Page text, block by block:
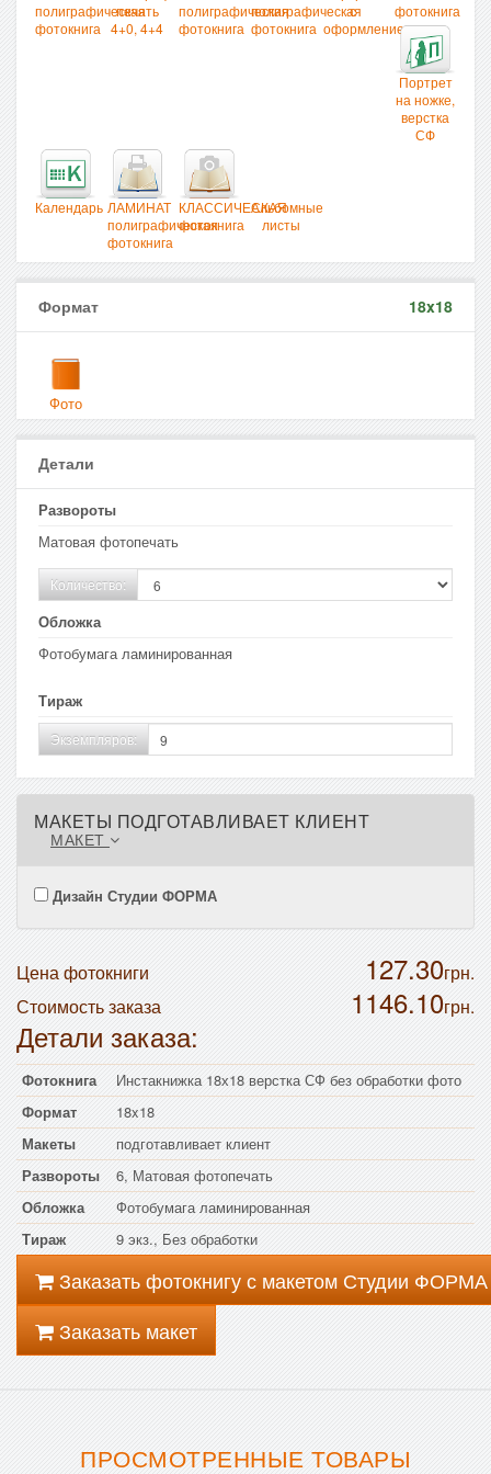
полиграфическая
фотокнига
печать
4+0, 4+4
полиграфическая
фотокнига
полиграфическая
фотокнига
с
оформлением
фотокнига
Портрет
на ножке,
верстка
СФ
Календарь ЛАМИНАТ
полиграфическая
фотокнига
КЛАССИЧЕСКАЯ
фотокнига
Альбомные
листы
Формат 18x18
Фото
Детали
Развороты
Матовая фотопечать
Количество:
Обложка
Фотобумага ламинированная
Тираж
Экземпляров:
МАКЕТЫ ПОДГОТАВЛИВАЕТ КЛИЕНТ
МАКЕТ
Дизайн Студии ФОРМА
Цена фотокниги 127.30грн.
1146.10грн.
Стоимость заказа
Детали заказа:
Фотокнига
Инстакнижка 18х18 верстка СФ без обработки фото
Формат
18x18
Макеты
подготавливает клиент
Развороты
6, Матовая фотопечать
Обложка
Фотобумага ламинированная
Тираж
9 экз., Без обработки
Заказать фотокнигу с макетом Студии ФОРМА
Заказать макет
ПРОСМОТРЕННЫЕ ТОВАРЫ